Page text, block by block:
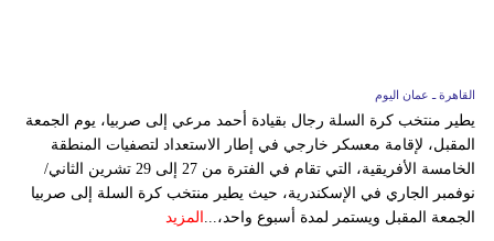
القاهرة ـ عمان اليوم
يطير منتخب كرة السلة رجال بقيادة أحمد مرعي إلى صربيا، يوم الجمعة
المقبل، لإقامة معسكر خارجي في إطار الاستعداد لتصفيات المنطقة
الخامسة الأفريقية، التي تقام في الفترة من 27 إلى 29 تشرين الثاني/
نوفمبر الجاري في الإسكندرية، حيث يطير منتخب كرة السلة إلى صربيا
الجمعة المقبل ويستمر لمدة أسبوع واحد،... المزيد